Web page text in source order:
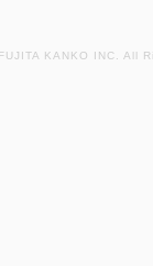
KANKO INC. All